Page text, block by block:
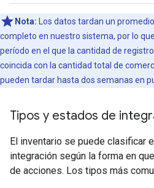
Nota: Los datos tardan un
completo en nuestro sistema, por lo
período en el que la cantidad de
coincida con la cantidad total de
pueden tardar hasta dos semanas en
Tipos y estados de
El inventario se puede clasificar
integración según la forma en
de acciones. Los tipos más